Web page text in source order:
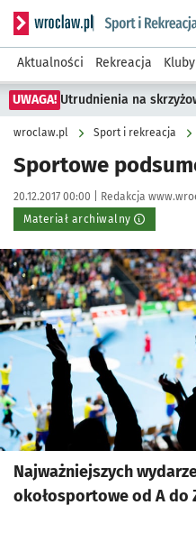
Serwis informacyjny
Aktualności Rekreacja Kluby
UWAGA! Utrudnienia na
wroclaw.pl Sport i rekreacja
Sportowe
Data publikacji:
20.12.2017 00:00 | Autor:
Redakcja
Materiał archiwalny
Kliknij, aby powiększyć
Najważniejszych
okołosportowe od A do